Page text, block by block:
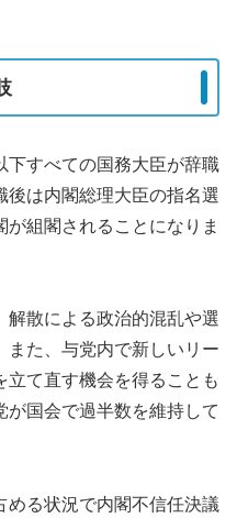
下すべての国務大臣が辞職
後は内閣総理大臣の指名選
組閣されることになりま
解散による政治的混乱や選
また、与党内で新しいリー
立て直す機会を得ることも
が国会で過半数を維持して
める状況で内閣不信任決議